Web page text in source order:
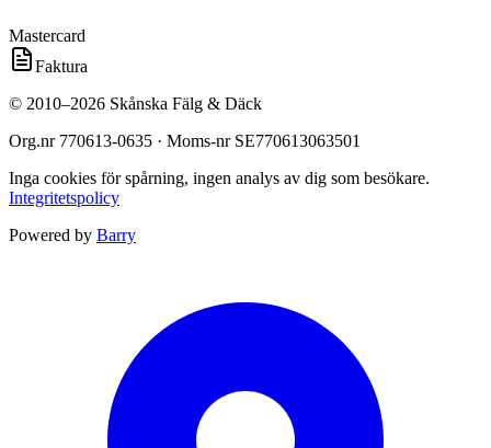
Mastercard
Faktura
© 2010–2026 Skånska Fälg & Däck
Org.nr 770613-0635 · Moms-nr SE770613063501
Inga cookies för spårning, ingen analys av dig som besökare.
Integritetspolicy
Powered by Barry